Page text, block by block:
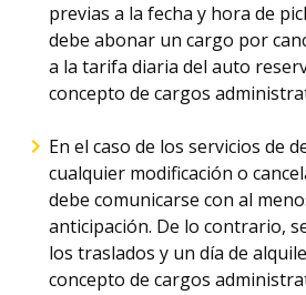
previas a la fecha y hora de
debe abonar un cargo por
a la tarifa diaria del auto
concepto de cargos
En el caso de los servicios de
cualquier modificación o
debe comunicarse con al
anticipación. De lo contrario,
los traslados y un día de
concepto de cargos